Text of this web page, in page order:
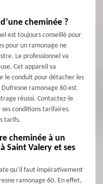
cheminée ?
est toujours conseillé pour
pour un ramonage ne
Le professionnel va
Cet appareil va
le conduit pour détacher les
ramonage 60 est
réussi. Contactez-le
ses conditions tarifaires.
tarifs.
cheminée à un
Saint Valery et ses
qu’il faut impérativement
ramonage 60. En effet,